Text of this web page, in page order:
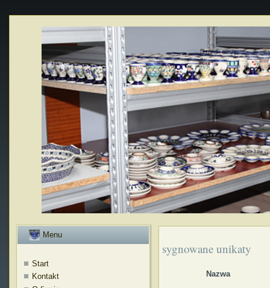
Menu
Start
Kontakt
sygnowane unikaty
Nazwa